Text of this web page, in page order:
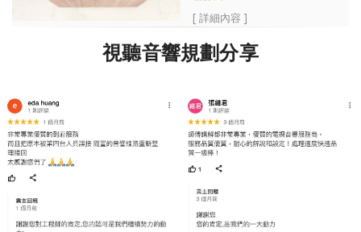
[ 詳細內容 ]
視聽音響規劃分享